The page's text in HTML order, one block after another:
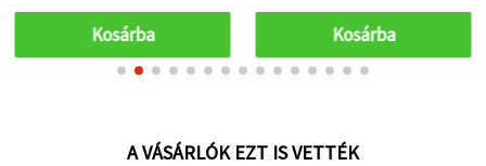
Kosárba Kosárba
A VÁSÁRLÓK EZT IS VETTÉK